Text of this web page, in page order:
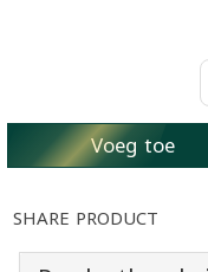
Voeg toe
SHARE PRODUCT